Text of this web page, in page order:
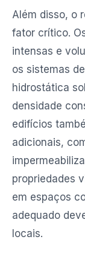
Além disso, o
fator crítico.
intensas e
os sistemas
hidrostática
densidade
edifícios
adicionais,
propriedades
em espaços
adequado
locais.